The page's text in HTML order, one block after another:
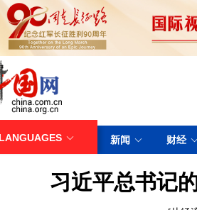
LANGUAGES 新闻 财经
习近平总书记